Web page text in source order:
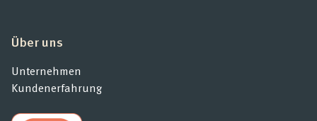
Über uns
Unternehmen
Kundenerfahrung